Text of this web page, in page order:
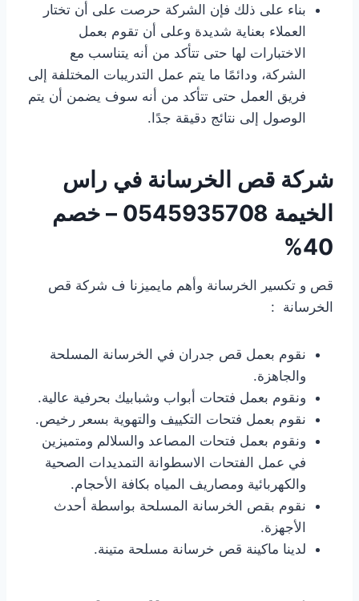
بناء على ذلك فإن الشركة حرصت على أن تختار
العملاء بعناية شديدة وعلى أن تقوم بعمل
الاختبارات لها حتى تتأكد من أنه يتناسب مع
الشركة، ودائمًا ما يتم عمل التدريبات المختلفة إلى
فريق العمل حتى تتأكد من أنه سوف يضمن أن يتم
الوصول إلى نتائج دقيقة جدًا.
شركة قص الخرسانة في راس
الخيمة
0545935708 – خصم
40%
قص و تكسير الخرسانة وأهم مايميزنا ف شركة قص
الخرسانة :
نقوم بعمل قص جدران في الخرسانة المسلحة
والجاهزة.
ونقوم بعمل فتحات أبواب وشبابيك بحرفية عالية.
نقوم بعمل فتحات التكييف والتهوية بسعر رخيص.
ونقوم بعمل فتحات المصاعد والسلالم ومتميزين
في عمل الفتحات الاسطوانة التمديدات الصحية
والكهربائية ومصاريف المياه بكافة الأحجام.
نقوم بقص الخرسانة المسلحة بواسطة أحدث
الأجهزة.
لدينا ماكينة قص خرسانة مسلحة متينة.